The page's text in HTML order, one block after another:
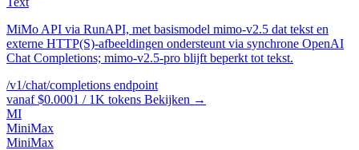
MiMo API via RunAPI, met basismodel mimo-v2.5 dat tekst en
externe HTTP(S)-afbeeldingen ondersteunt via synchrone OpenAI
Chat Completions; mimo-v2.5-pro blijft beperkt tot tekst.
/v1/chat/completions endpoint
vanaf $0.0001 / 1K tokens Bekijken →
MI
MiniMax
MiniMax